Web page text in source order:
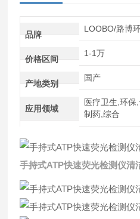
品牌
LOOBO/路博
价格区间
1-1万
产地类别
国产
应用领域
医疗卫生,环保
制药,综合
手持式ATP快速荧光检测仪清